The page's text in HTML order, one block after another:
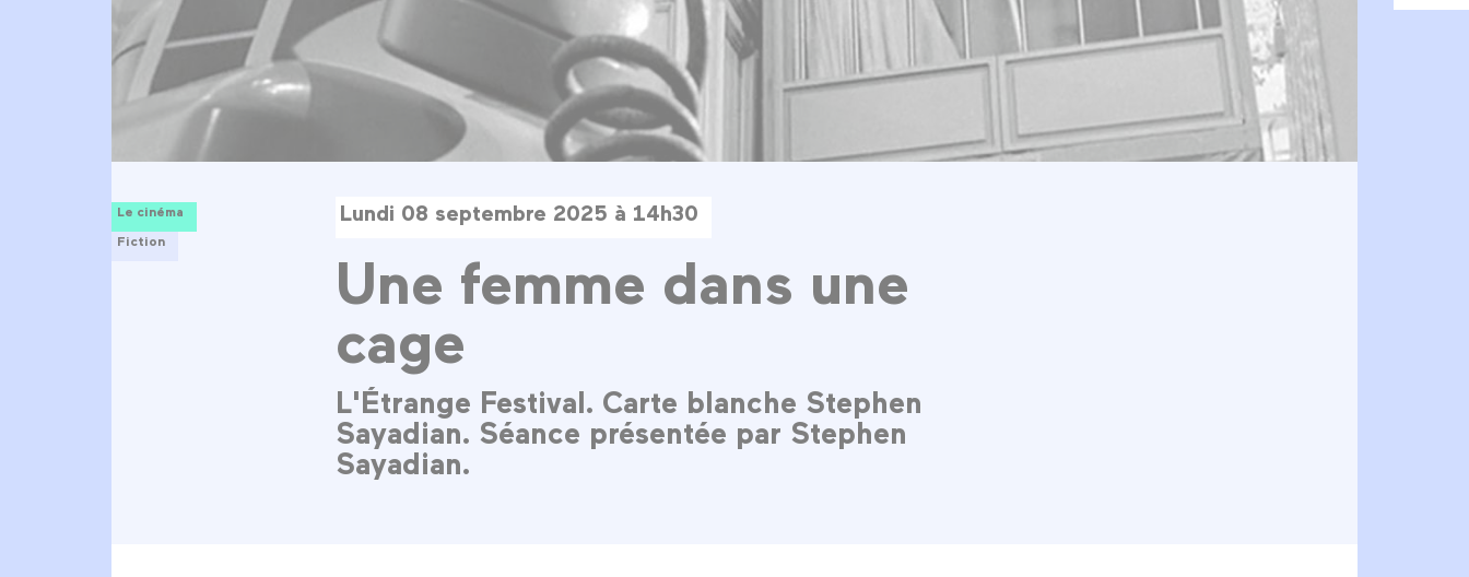
Le cinéma
Fiction
Lundi 08 septembre 2025 à 14h30
Une femme dans une
cage
L'Étrange Festival. Carte blanche Stephen
Sayadian. Séance présentée par Stephen
Sayadian.